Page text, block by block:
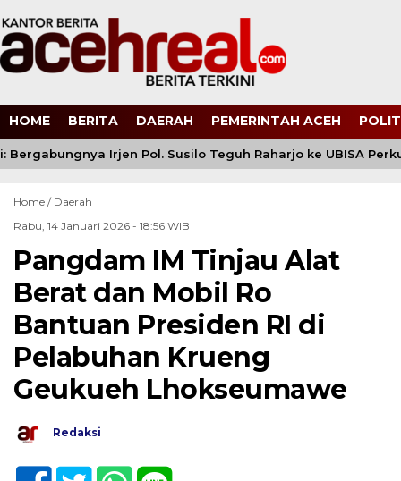
HOME BERITA DAERAH PEMERINTAH ACEH
Bergabungnya Irjen Pol. Susilo Teguh Raharjo ke UBISA
Home / Daerah
Rabu, 14 Januari 2026 - 18:56 WIB
Pangdam IM Tinjau Alat
Berat dan Mobil Ro
Bantuan Presiden RI di
Pelabuhan Krueng
Geukueh Lhokseumawe
Redaksi